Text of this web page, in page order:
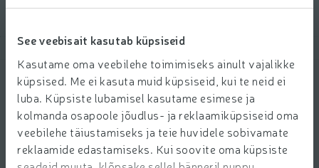
See veebisait kasutab küpsiseid
Kasutame oma veebilehe toimimiseks ainult vajalikke
küpsised. Me ei kasuta muid küpsiseid, kui te neid ei
luba. Küpsiste lubamisel kasutame esimese ja
kolmanda osapoole jõudlus- ja reklaamiküpsiseid oma
veebilehe täiustamiseks ja teie huvidele sobivamate
reklaamide edastamiseks. Kui soovite oma küpsiste
Filtreeri tooteid
Näita tooteid
2 ja enam
-50%
039
€
0,79 €
0,39 €/tk
Kahepoolne värviline paber A4 16 lehte
0.79 € per tk
079 Hind ühiku kohta: 0,79 €/tk
0,79 €/tk
Lisa ostukorvi